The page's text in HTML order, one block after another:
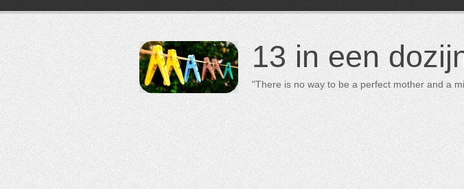
13 in een
"There is no way to be a perfect mother and a